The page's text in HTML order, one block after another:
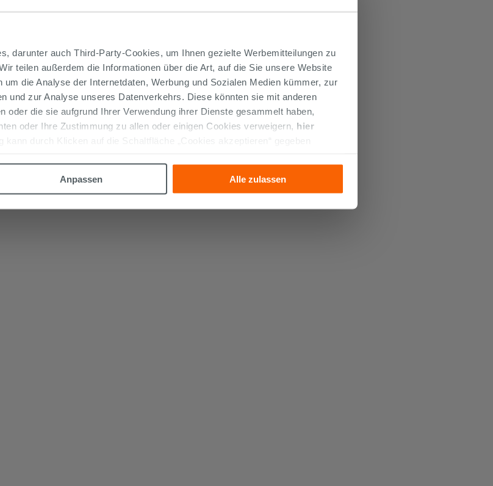
darunter auch Third-Party-Cookies, um Ihnen gezielte Werbemitteilungen zu
teilen außerdem die Informationen über die Art, auf die Sie unsere Website
die Analyse der Internetdaten, Werbung und Sozialen Medien kümmer, zur
und zur Analyse unseres Datenverkehrs. Diese könnten sie mit anderen
oder die sie aufgrund Ihrer Verwendung ihrer Dienste gesammelt haben,
oder Ihre Zustimmung zu allen oder einigen Cookies verweigern, hier
kann durch Klicken auf die Schaltfläche „Cookies akzeptieren“ gegeben
Anpassen
Alle zulassen